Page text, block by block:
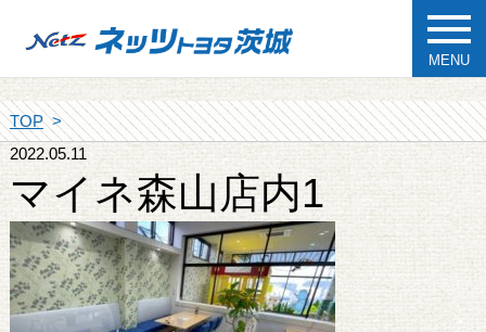
MENU
TOP
2022.05.11
マイネ森山店内1